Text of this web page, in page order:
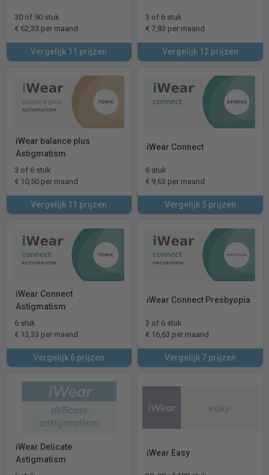
30 of 90 stuk
€ 62,33 per maand
Vergelijk 11 prijzen
3 of 6 stuk
€ 7,83 per maand
Vergelijk 12 prijzen
iWear balance plus
Astigmatism
3 of 6 stuk
€ 10,50 per maand
Vergelijk 11 prijzen
iWear Connect
6 stuk
€ 9,63 per maand
Vergelijk 5 prijzen
iWear Connect
Astigmatism
6 stuk
€ 13,33 per maand
Vergelijk 6 prijzen
iWear Connect Presbyopia
3 of 6 stuk
€ 16,63 per maand
Vergelijk 7 prijzen
iWear Delicate
Astigmatism
iWear Easy